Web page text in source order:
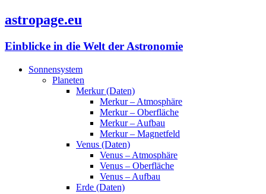
astropage.eu
Einblicke in die Welt der Astronomie
Sonnensystem
Planeten
Merkur (Daten)
Merkur – Atmosphäre
Merkur – Oberfläche
Merkur – Aufbau
Merkur – Magnetfeld
Venus (Daten)
Venus – Atmosphäre
Venus – Oberfläche
Venus – Aufbau
Erde (Daten)